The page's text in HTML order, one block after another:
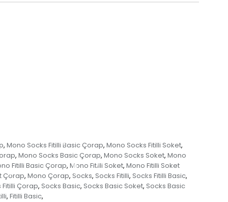
, Mono Socks Fitilli Basic Çorap, Mono Socks Fitilli Soket,
, Mono Socks Basic Çorap, Mono Socks Soket, Mono
Fitilli Basic Çorap, Mono Fitilli Soket, Mono Fitilli Soket
Çorap, Mono Çorap, Socks, Socks Fitilli, Socks Fitilli Basic,
Fitilli Çorap, Socks Basic, Socks Basic Soket, Socks Basic
, Fitilli Basic,